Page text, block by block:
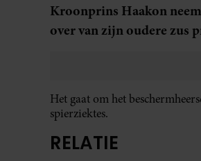
Kroonprins Haakon
over van zijn oudere zus
Het gaat om het
spierziektes.
RELATIE